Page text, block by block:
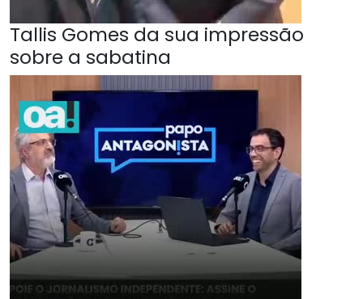
Tallis Gomes da sua impressão
sobre a sabatina